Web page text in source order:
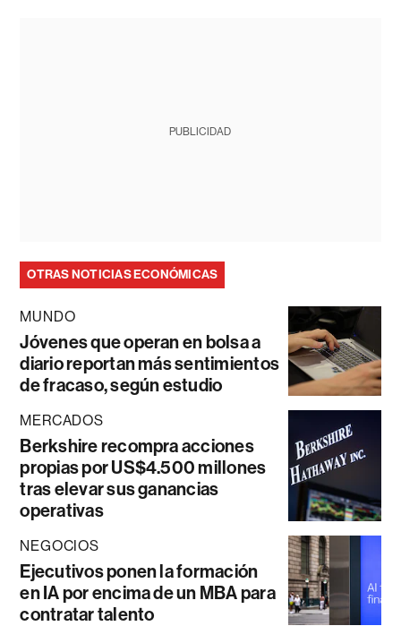
PUBLICIDAD
OTRAS NOTICIAS ECONÓMICAS
MUNDO
Jóvenes que operan en bolsa a
diario reportan más sentimientos
de fracaso, según estudio
MERCADOS
Berkshire recompra acciones
propias por US$4.500 millones
tras elevar sus ganancias
operativas
NEGOCIOS
Ejecutivos ponen la formación
en IA por encima de un MBA para
contratar talento